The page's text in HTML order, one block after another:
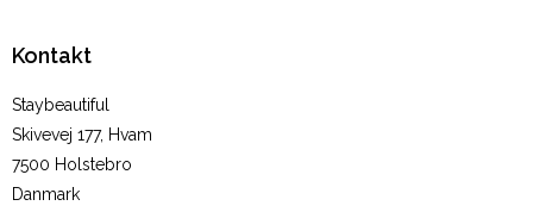
Kontakt
Staybeautiful
Skivevej 177, Hvam
7500 Holstebro
Danmark